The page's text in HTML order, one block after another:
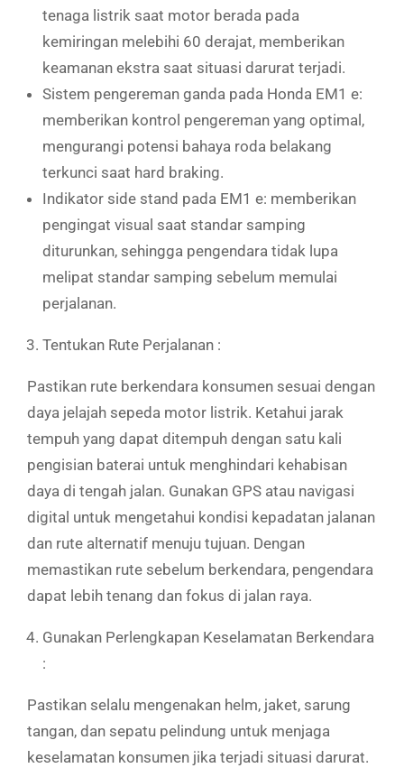
tenaga listrik saat motor berada pada
kemiringan melebihi 60 derajat, memberikan
keamanan ekstra saat situasi darurat terjadi.
Sistem pengereman ganda pada Honda EM1 e:
memberikan kontrol pengereman yang optimal,
mengurangi potensi bahaya roda belakang
terkunci saat hard braking.
Indikator side stand pada EM1 e: memberikan
pengingat visual saat standar samping
diturunkan, sehingga pengendara tidak lupa
melipat standar samping sebelum memulai
perjalanan.
Tentukan Rute Perjalanan :
Pastikan rute berkendara konsumen sesuai dengan
daya jelajah sepeda motor listrik. Ketahui jarak
tempuh yang dapat ditempuh dengan satu kali
pengisian baterai untuk menghindari kehabisan
daya di tengah jalan. Gunakan GPS atau navigasi
digital untuk mengetahui kondisi kepadatan jalanan
dan rute alternatif menuju tujuan. Dengan
memastikan rute sebelum berkendara, pengendara
dapat lebih tenang dan fokus di jalan raya.
Gunakan Perlengkapan Keselamatan Berkendara
:
Pastikan selalu mengenakan helm, jaket, sarung
tangan, dan sepatu pelindung untuk menjaga
keselamatan konsumen jika terjadi situasi darurat.